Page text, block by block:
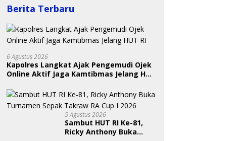
Indri Nugraheni: Festival
Sayang Anak Harus Jadi
Gerakan Berkelanjutan
Perlindungan Anak
BKSDA Segera Evaluasi
Perkebunan Sawit di
Langkat
Berita Terbaru
6 Agustus 2026
Kapolres Langkat Ajak Pengemudi Ojek
Online Aktif Jaga Kamtibmas Jelang HUT
5 Agustus 2026
Sambut HUT RI Ke-81,
Ricky Anthony Buka